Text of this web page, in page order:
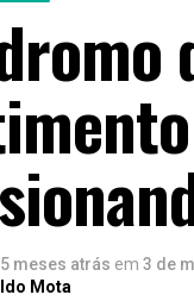
5 meses atrás em 3 de
Mota